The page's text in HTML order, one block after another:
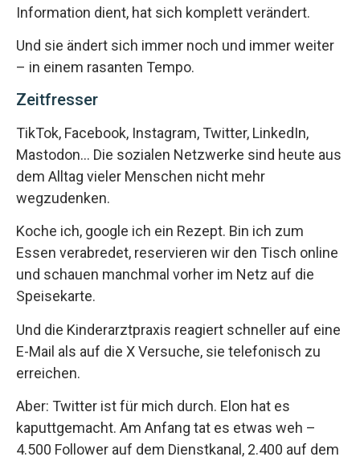
Information dient, hat sich komplett verändert.
Und sie ändert sich immer noch und immer weiter
– in einem rasanten Tempo.
Zeitfresser
TikTok, Facebook, Instagram, Twitter, LinkedIn,
Mastodon… Die sozialen Netzwerke sind heute aus
dem Alltag vieler Menschen nicht mehr
wegzudenken.
Koche ich, google ich ein Rezept. Bin ich zum
Essen verabredet, reservieren wir den Tisch online
und schauen manchmal vorher im Netz auf die
Speisekarte.
Und die Kinderarztpraxis reagiert schneller auf eine
E-Mail als auf die X Versuche, sie telefonisch zu
erreichen.
Aber: Twitter ist für mich durch. Elon hat es
kaputtgemacht. Am Anfang tat es etwas weh –
4.500 Follower auf dem Dienstkanal, 2.400 auf dem